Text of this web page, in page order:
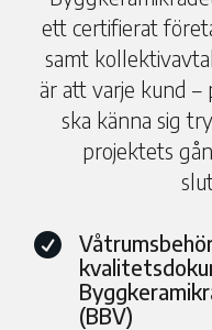
ett certifierat
samt
är att varje kund –
ska känna sig
projektets

(BBV)